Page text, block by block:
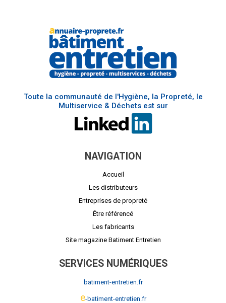
Toute la communauté de l'Hygiène, la Propreté, le
Multiservice & Déchets est sur
NAVIGATION
Accueil
Les distributeurs
Entreprises de propreté
Être référencé
Les fabricants
Site magazine Batiment Entretien
SERVICES NUMÉRIQUES
batiment-entretien.fr
e-batiment-entretien.fr